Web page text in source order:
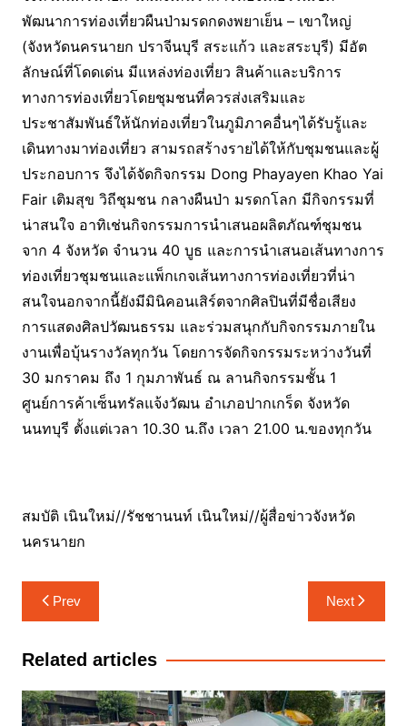
พัฒนาการท่องเที่ยวผืนป่ามรดกดงพยาเย็น – เขาใหญ่
(จังหวัดนครนายก ปราจีนบุรี สระแก้ว และสระบุรี) มีอัต
ลักษณ์ที่โดดเด่น มีแหล่งท่องเที่ยว สินค้าและบริการ
ทางการท่องเที่ยวโดยชุมชนที่ควรส่งเสริมและ
ประชาสัมพันธ์ให้นักท่องเที่ยวในภูมิภาคอื่นๆได้รับรู้และ
เดินทางมาท่องเที่ยว สามรถสร้างรายได้ให้กับชุมชนและผู้
ประกอบการ จึงได้จัดกิจกรรม Dong Phayayen Khao Yai
Fair เติมสุข วิถีชุมชน กลางผืนป่า มรดกโลก มีกิจกรรมที่
น่าสนใจ อาทิเช่นกิจกรรมการนำเสนอผลิตภัณฑ์ชุมชน
จาก 4 จังหวัด จำนวน 40 บูธ และการนำเสนอเส้นทางการ
ท่องเที่ยวชุมชนและแพ็กเกจเส้นทางการท่องเที่ยวที่น่า
สนใจนอกจากนี้ยังมีมินิคอนเสิร์ตจากศิลปินที่มีชื่อเสียง
การแสดงศิลปวัฒนธรรม และร่วมสนุกกับกิจกรรมภายใน
งานเพื่อบุ้นรางวัลทุกวัน โดยการจัดกิจกรรมระหว่างวันที่
30 มกราคม ถึง 1 กุมภาพันธ์ ณ ลานกิจกรรมชั้น 1
ศูนย์การค้าเซ็นทรัลแจ้งวัฒน อำเภอปากเกร็ด จังหวัด
นนทบุรี ตั้งแต่เวลา 10.30 น.ถึง เวลา 21.00 น.ของทุกวัน
สมบัติ เนินใหม่//รัชชานนท์ เนินใหม่//ผู้สื่อข่าวจังหวัด
นครนายก
แนะแนว
เรื่อง
Prev Next
Related articles